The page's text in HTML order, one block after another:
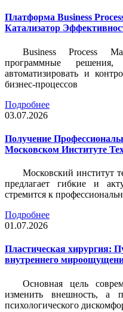
Платформа Business
Катализатор
Business Process
программные решения,
автоматизировать и
бизнес-процессов
Подробнее
03.07.2026
Получение
Московском Институте
Московский институт
предлагает гибкие и
стремится к
Подробнее
01.07.2026
Пластическая хирургия:
внутреннего
Основная цель
изменить внешность, а
психологического